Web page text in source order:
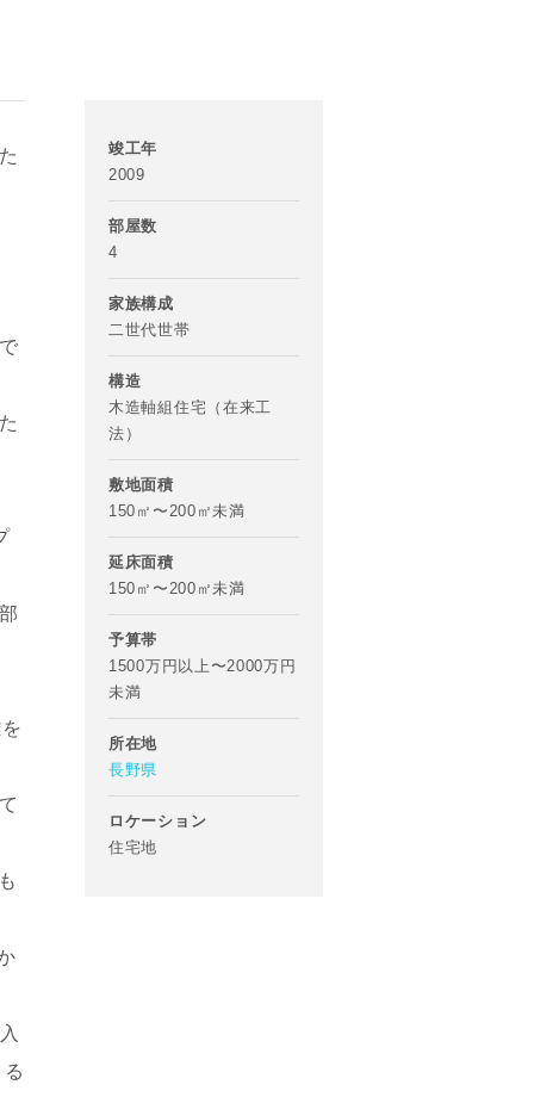
竣工年
2009
部屋数
4
家族構成
二世代世帯
構造
木造軸組住宅（在来工
法）
敷地面積
150㎡〜200㎡未満
延床面積
150㎡〜200㎡未満
予算帯
1500万円以上〜2000万円
未満
所在地
長野県
ロケーション
住宅地